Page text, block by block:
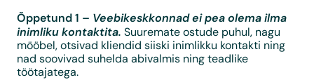
Õppetund 1 – Veebikeskkonnad ei pea olema ilma
inimliku kontaktita. Suuremate ostude puhul, nagu
mööbel, otsivad kliendid siiski inimlikku kontakti ning
nad soovivad suhelda abivalmis ning teadlike
töötajatega.